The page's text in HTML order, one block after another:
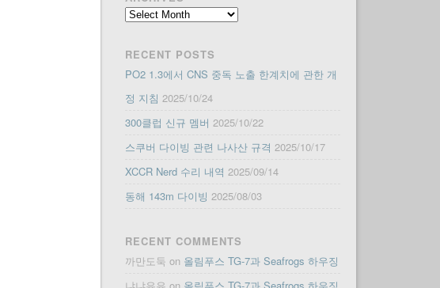
Archives
RECENT POSTS
PO2 1.3에서 CNS 중독 노출 한계치에 관한 개
정 지침 2025/10/24
300클럽 신규 멤버 2025/10/22
스쿠버 다이빙 관련 나사산 규격 2025/10/17
XCCR Nerd 수리 내역 2025/09/14
동해 143m 다이빙 2025/08/03
RECENT COMMENTS
까만도둑 on 올림푸스 TG-7과 Seafrogs 하우징